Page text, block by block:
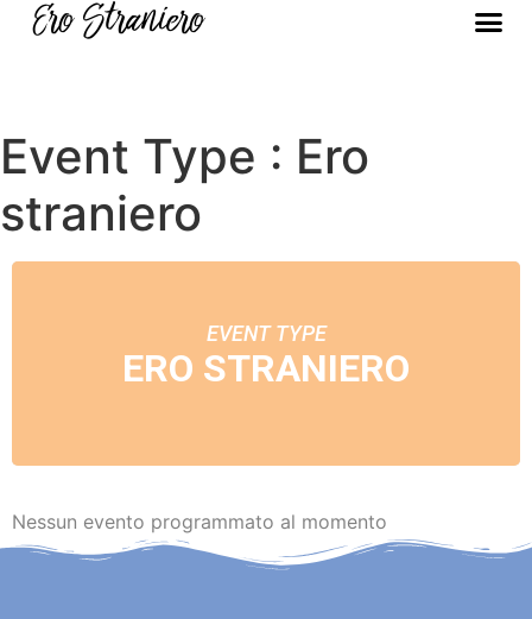
Event Type : Ero
straniero
EVENT TYPE
ERO STRANIERO
Nessun evento programmato al momento